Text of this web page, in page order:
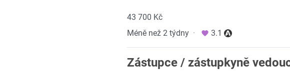
43 700 Kč
Méně než 2 týdny · 3.1
Zástupce / zástupkyně